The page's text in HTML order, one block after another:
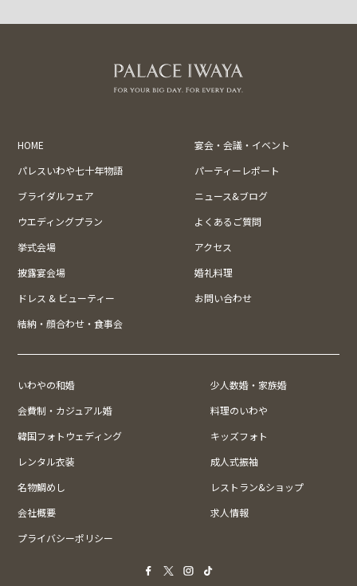
HOME
宴会・会議・イベント
パレスいわや七十年物語
パーティーレポート
ブライダルフェア
ニュース&ブログ
ウエディングプラン
よくあるご質問
挙式会場
アクセス
披露宴会場
婚礼料理
ドレス & ビューティー
お問い合わせ
結納・顔合わせ・食事会
いわやの和婚
少人数婚・家族婚
会費制・カジュアル婚
料理のいわや
韓国フォトウェディング
キッズフォト
レンタル衣装
成人式振袖
名物鯛めし
レストラン&ショップ
会社概要
求人情報
プライバシーポリシー